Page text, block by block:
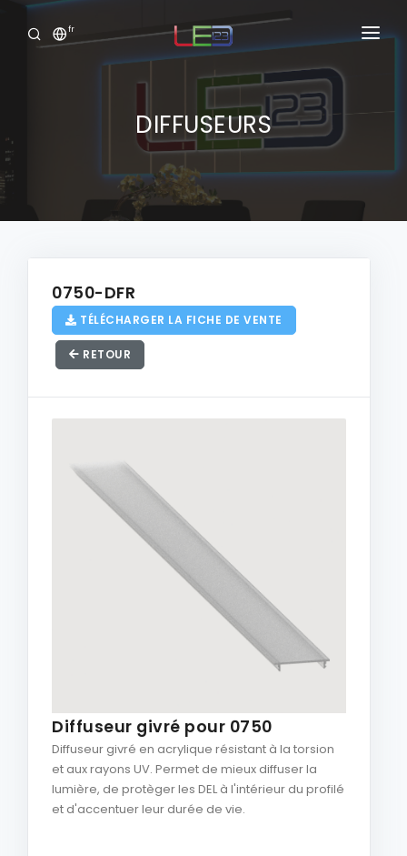
fr
Clide
Connexion
DIFFUSEURS
0750-DFR
TÉLÉCHARGER LA FICHE DE VENTE
RETOUR
Diffuseur givré pour 0750
Diffuseur givré en acrylique résistant à la torsion
et aux rayons UV. Permet de mieux diffuser la
lumière, de protèger les DEL à l'intérieur du profilé
et d'accentuer leur durée de vie.